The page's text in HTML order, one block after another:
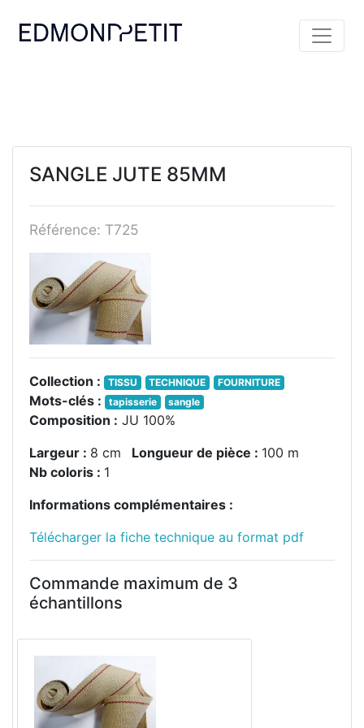
SANGLE JUTE 85MM
Référence: T725
Collection : TISSU TECHNIQUE FOURNITURE
Mots-clés : tapisserie sangle
Composition : JU 100%
Largeur : 8 cm Longueur de pièce : 100 m
Nb coloris : 1
Informations complémentaires :
Télécharger la fiche technique au format pdf
Commande maximum de 3
échantillons